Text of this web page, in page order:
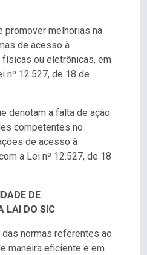
promover melhorias na
de acesso à
ou eletrônicas, em
nº 12.527, de 18 de
denotam a falta de ação
competentes no
de acesso à
a Lei nº 12.527, de 18
DE
LAI DO SIC
normas referentes ao
maneira eficiente e em